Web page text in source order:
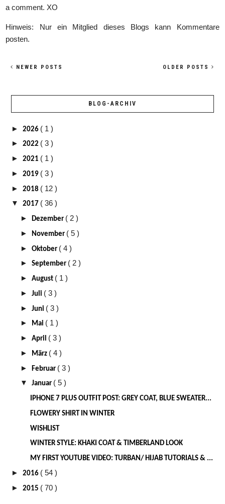
a comment. XO
Hinweis: Nur ein Mitglied dieses Blogs kann Kommentare
posten.
NEWER POSTS OLDER POSTS
BLOG-ARCHIV
►2026 ( 1 )
►2022 ( 3 )
►2021 ( 1 )
►2019 ( 3 )
►2018 ( 12 )
▼2017 ( 36 )
►Dezember ( 2 )
►November ( 5 )
►Oktober ( 4 )
►September ( 2 )
►August ( 1 )
►Juli ( 3 )
►Juni ( 3 )
►
Mai ( 1 )
►April ( 3 )
►
März ( 4 )
►Februar ( 3 )
▼Januar ( 5 )
IPHONE 7 PLUS OUTFIT POST: GREY COAT, BLUE SWEATER...
FLOWERY SHIRT IN WINTER
WISHLIST
WINTER STYLE: KHAKI COAT & TIMBERLAND LOOK
MY FIRST YOUTUBE VIDEO: TURBAN/ HIJAB TUTORIALS & ...
►2016 ( 54 )
►2015 ( 70 )